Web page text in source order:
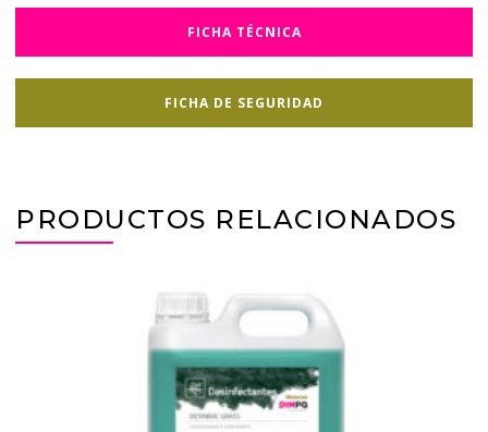
FICHA TÉCNICA
FICHA DE SEGURIDAD
PRODUCTOS RELACIONADOS